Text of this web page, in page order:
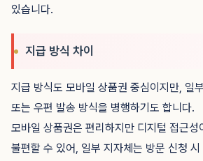
있습니다.
지급 방식 차이
지급 방식도 모바일 상품권 중심이지만, 일
또는 우편 발송 방식을 병행하기도 합니다.
모바일 상품권은 편리하지만 디지털 접근성
불편할 수 있어, 일부 지자체는 방문 신청